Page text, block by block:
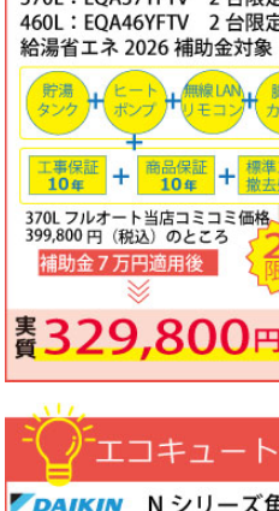
ャンペーン2026第2弾。キャンペ
18日まで
2026年06月02日
目玉商品
【1台限定特価！】三菱ルームエ
MSZ-GV2823-W・標準工事費（
99,800円！完売しました
2026年05月22日
お知らせ
ノーリツ・リンナイ・パロマ製品
2026年05月18日
目玉商品
ノーリツビルトインコンロ「
なら「ロティプレートS」プレゼ
79,800円！数量限定のため、なく
2026年05月15日
目玉商品
パロマ屋外式エコジョーズふろ給
FH-E2011SAWL(K)マルチリモコ
（処分込）10年商品・工事保証付